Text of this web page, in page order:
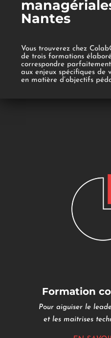
Nantes
Vous trouverez chez
de trois formations
correspondre
aux enjeux spécifiques de
en matière d’objectifs
Formation
Pour aiguiser le
et les maitrises